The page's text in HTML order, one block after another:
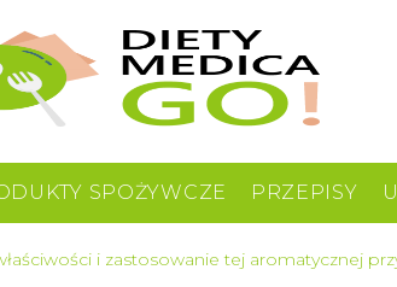
SPOŻYWCZE PRZEPISY
i zastosowanie tej aromatycznej